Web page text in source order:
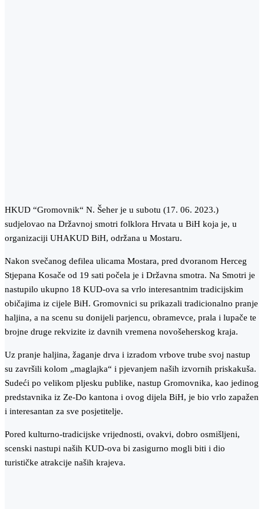
HKUD “Gromovnik“ N. Šeher je u subotu (17. 06. 2023.)
sudjelovao na Državnoj smotri folklora Hrvata u BiH koja je, u
organizaciji UHAKUD BiH, održana u Mostaru.
Nakon svečanog defilea ulicama Mostara, pred dvoranom Herceg
Stjepana Kosače od 19 sati počela je i Državna smotra. Na Smotri je
nastupilo ukupno 18 KUD-ova sa vrlo interesantnim tradicijskim
običajima iz cijele BiH. Gromovnici su prikazali tradicionalno pranje
haljina, a na scenu su donijeli parjencu, obramevce, prala i lupače te
brojne druge rekvizite iz davnih vremena novošeherskog kraja.
Uz pranje haljina, žaganje drva i izradom vrbove trube svoj nastup
su završili kolom „maglajka“ i pjevanjem naših izvornih priskakuša.
Sudeći po velikom pljesku publike, nastup Gromovnika, kao jedinog
predstavnika iz Ze-Do kantona i ovog dijela BiH, je bio vrlo zapažen
i interesantan za sve posjetitelje.
Pored kulturno-tradicijske vrijednosti, ovakvi, dobro osmišljeni,
scenski nastupi naših KUD-ova bi zasigurno mogli biti i dio
turističke atrakcije naših krajeva.